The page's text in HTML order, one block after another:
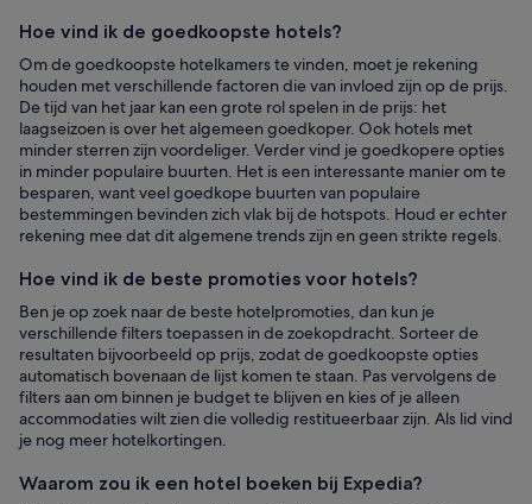
Hoe vind ik de goedkoopste hotels?
Om de goedkoopste hotelkamers te vinden, moet je rekening
houden met verschillende factoren die van invloed zijn op de prijs.
De tijd van het jaar kan een grote rol spelen in de prijs: het
laagseizoen is over het algemeen goedkoper. Ook hotels met
minder sterren zijn voordeliger. Verder vind je goedkopere opties
in minder populaire buurten. Het is een interessante manier om te
besparen, want veel goedkope buurten van populaire
bestemmingen bevinden zich vlak bij de hotspots. Houd er echter
rekening mee dat dit algemene trends zijn en geen strikte regels.
Hoe vind ik de beste promoties voor hotels?
Ben je op zoek naar de beste hotelpromoties, dan kun je
verschillende filters toepassen in de zoekopdracht. Sorteer de
resultaten bijvoorbeeld op prijs, zodat de goedkoopste opties
automatisch bovenaan de lijst komen te staan. Pas vervolgens de
filters aan om binnen je budget te blijven en kies of je alleen
accommodaties wilt zien die volledig restitueerbaar zijn. Als lid vind
je nog meer hotelkortingen.
Waarom zou ik een hotel boeken bij Expedia?